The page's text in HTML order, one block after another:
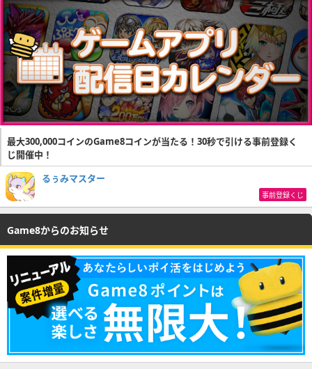
最大300,000コインのGame8コインが当たる！30秒で引ける事前登録く
じ開催中！
るぅみマスター
事前登録くじ
Game8からのお知らせ